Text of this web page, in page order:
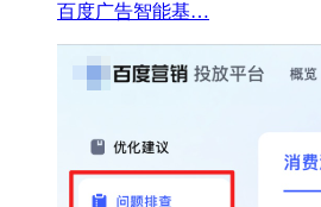
百度广告智能基…